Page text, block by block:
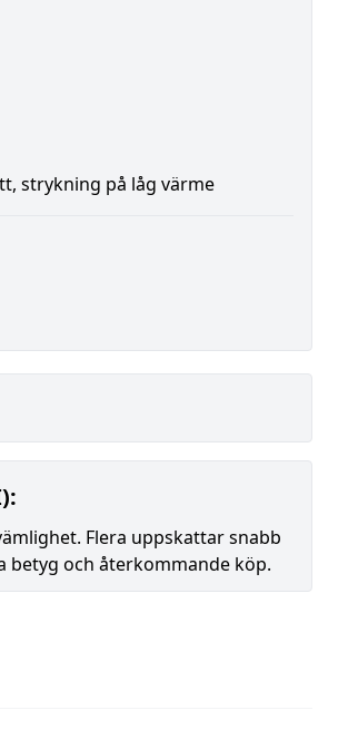
strykning på låg värme
Flera uppskattar snabb
betyg och återkommande köp.